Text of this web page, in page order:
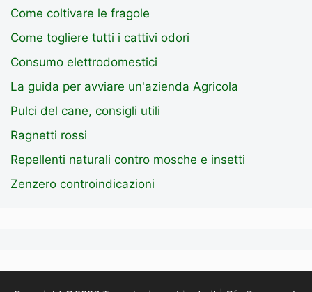
Come coltivare le fragole
Come togliere tutti i cattivi odori
Consumo elettrodomestici
La guida per avviare un'azienda Agricola
Pulci del cane, consigli utili
Ragnetti rossi
Repellenti naturali contro mosche e insetti
Zenzero controindicazioni